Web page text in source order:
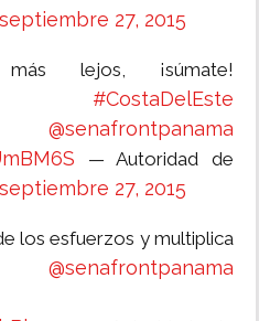
septiembre 27, 2015
lejos, ¡súmate!
#CostaDelEste
@senafrontpanama
— Autoridad de
septiembre 27, 2015
los esfuerzos y multiplica
@senafrontpanama